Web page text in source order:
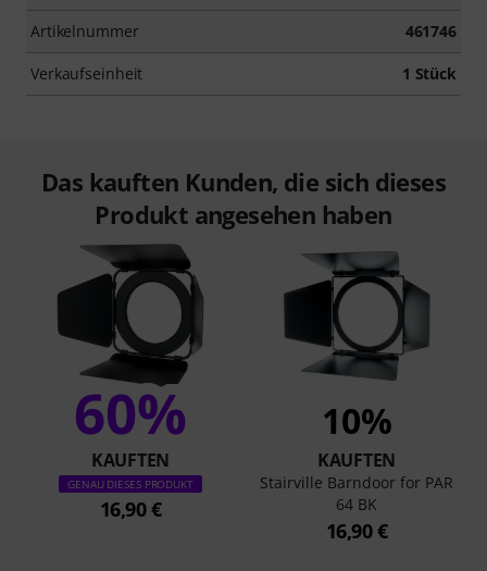
Artikelnummer 461746
Verkaufseinheit 1 Stück
Das kauften Kunden, die sich dieses
Produkt angesehen haben
60%
KAUFTEN
GENAU DIESES PRODUKT
16,90 €
10%
KAUFTEN
Stairville Barndoor for PAR
64 BK
16,90 €